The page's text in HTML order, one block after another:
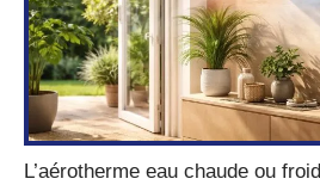
L’aérotherme eau chaude ou